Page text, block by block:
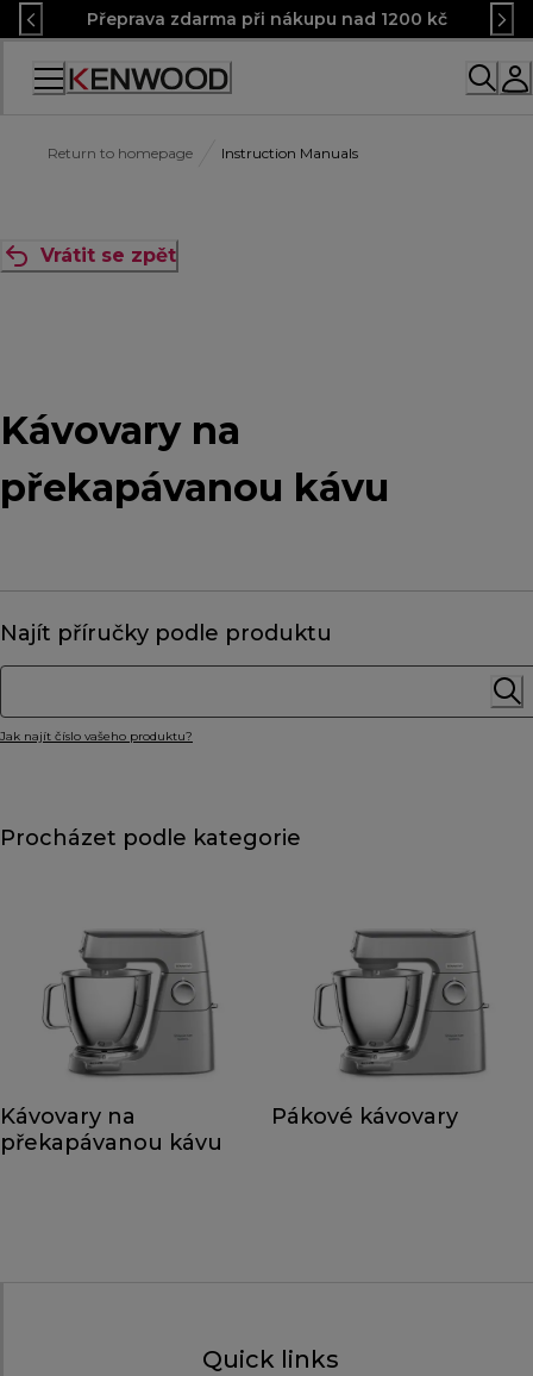
Skip
to
Content
Přeprava zdarma při nákupu nad 1200 kč
Accessibility
Return to homepage Instruction Manuals
Vrátit se zpět
Kávovary na
překapávanou kávu
Najít příručky podle produktu
Jak najít číslo vašeho produktu?
Procházet podle kategorie
Kávovary na
překapávanou kávu
Pákové kávovary
Quick links